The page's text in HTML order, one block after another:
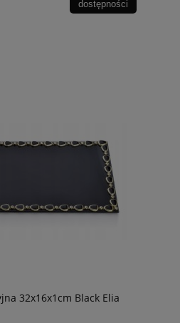
dostępności
32x16x1cm Black Elia